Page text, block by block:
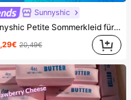
Sunnyshic
Sunnyshic Petite Sommerkleid für kleine Frauen in Apricot, strukturierter Stoff mit Seestern-, Muschel- und Quastenverzierung, tiefer V-Ausschnitt, Neckholder, A-Linie Silhouette, elegant für Strand, Hochzeit, lässig Wear, Büro
,29€ 20,49€